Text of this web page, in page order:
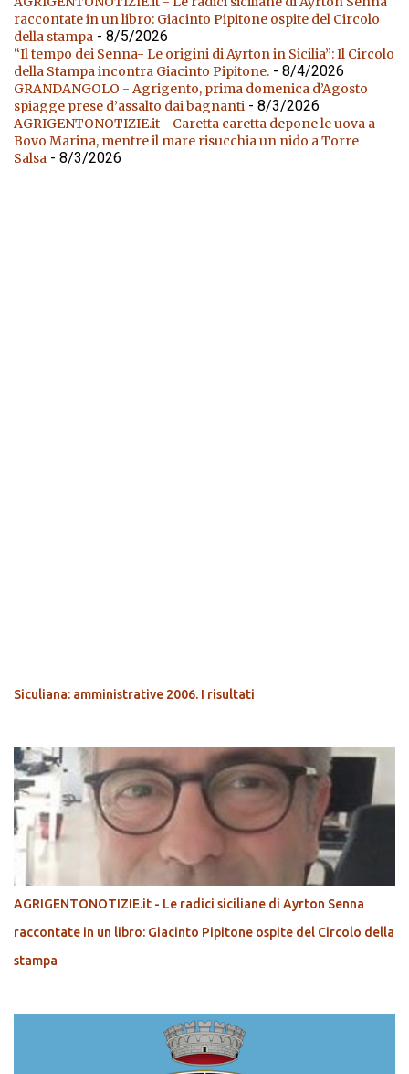
raccontate in un libro: Giacinto Pipitone ospite del Circolo
della stampa - 8/5/2026
“Il tempo dei Senna- Le origini di Ayrton in Sicilia”: Il Circolo
della Stampa incontra Giacinto Pipitone. - 8/4/2026
GRANDANGOLO - Agrigento, prima domenica d’Agosto
spiagge prese d’assalto dai bagnanti - 8/3/2026
AGRIGENTONOTIZIE.it - Caretta caretta depone le uova a
Bovo Marina, mentre il mare risucchia un nido a Torre
Salsa - 8/3/2026
Siculiana: amministrative 2006. I risultati
AGRIGENTONOTIZIE.it - Le radici siciliane di Ayrton Senna
raccontate in un libro: Giacinto Pipitone ospite del Circolo della
stampa